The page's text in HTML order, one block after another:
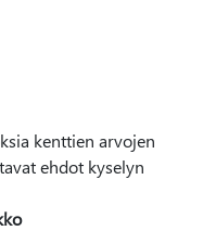
kenttien arvojen
ehdot kyselyn